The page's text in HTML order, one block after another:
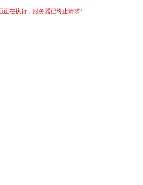
正在执行，服务器已终止请求!